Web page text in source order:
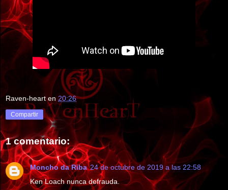
Raven-heart en 20:26
Compartir
1 comentario:
Moncho da Riba 24 de octubre de 2019 a las 22:58
Ken Loach nunca defrauda.